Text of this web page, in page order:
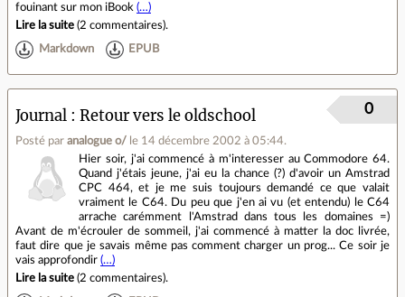
fouinant sur mon iBook (…)
Lire la suite (2 commentaires).
Markdown EPUB
Journal Retour vers le oldschool
Posté par analogue o/ le 14 décembre 2002 à 05:44.
0
Hier soir, j'ai commencé à m'interesser au Commodore 64.
Quand j'étais jeune, j'ai eu la chance (?) d'avoir un Amstrad
CPC 464, et je me suis toujours demandé ce que valait
vraiment le C64. Du peu que j'en ai vu (et entendu) le C64
arrache carémment l'Amstrad dans tous les domaines =)
Avant de m'écrouler de sommeil, j'ai commencé à matter la doc livrée,
faut dire que je savais même pas comment charger un prog... Ce soir je
vais approfondir (…)
Lire la suite (2 commentaires).